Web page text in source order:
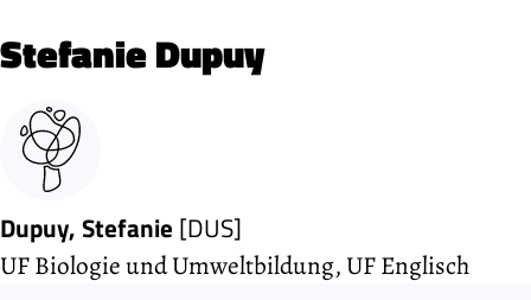
Stefanie Dupuy
Dupuy, Stefanie [DUS]
UF Biologie und Umweltbildung, UF Englisch